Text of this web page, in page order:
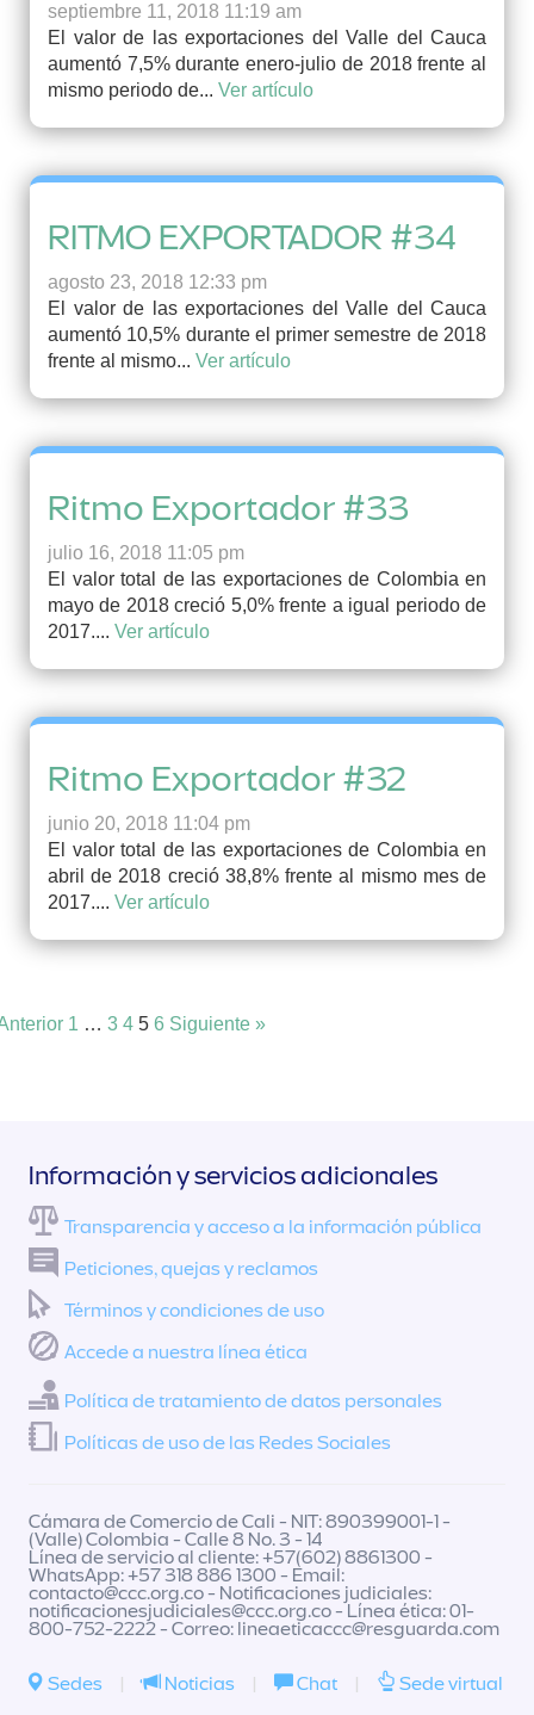
septiembre 11, 2018 11:19 am
El valor de las exportaciones del Valle del Cauca
aumentó 7,5% durante enero-julio de 2018 frente al
mismo periodo de... Ver artículo
RITMO EXPORTADOR #34
agosto 23, 2018 12:33 pm
El valor de las exportaciones del Valle del Cauca
aumentó 10,5% durante el primer semestre de 2018
frente al mismo... Ver artículo
Ritmo Exportador #33
julio 16, 2018 11:05 pm
El valor total de las exportaciones de Colombia en
mayo de 2018 creció 5,0% frente a igual periodo de
2017.... Ver artículo
Ritmo Exportador #32
junio 20, 2018 11:04 pm
El valor total de las exportaciones de Colombia en
abril de 2018 creció 38,8% frente al mismo mes de
2017.... Ver artículo
1 … 3 4 5 6 Siguiente »
Información y servicios adicionales
Transparencia y acceso a la información pública
Peticiones, quejas y reclamos
Términos y condiciones de uso
Accede a nuestra línea ética
Política de tratamiento de datos personales
Políticas de uso de las Redes Sociales
Cámara de Comercio de Cali - NIT: 890399001-1 -
(Valle) Colombia - Calle 8 No. 3 - 14
Línea de servicio al cliente: +57(602) 8861300 -
WhatsApp: +57 318 886 1300 - Email:
contacto@ccc.org.co- Notificaciones judiciales:
notificacionesjudiciales@ccc.org.co- Línea ética: 01-
800-752-2222 - Correo: lineaeticaccc@resguarda.com
Sedes | Noticias | Chat | Sede virtual